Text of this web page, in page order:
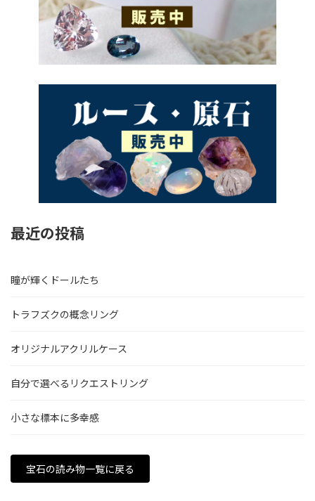
最近の投稿
瞳が輝くドールたち
トラフズクの概念リング
オリジナルアクリルケース
自分で選べるリクエストリング
小さな標本に多幸感
宝石の読み物一覧に戻る